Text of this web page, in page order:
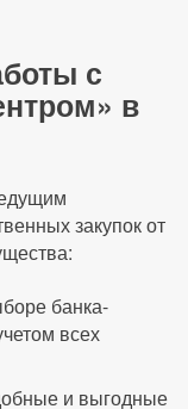
с
в
закупок от
банка-
всех
и выгодные